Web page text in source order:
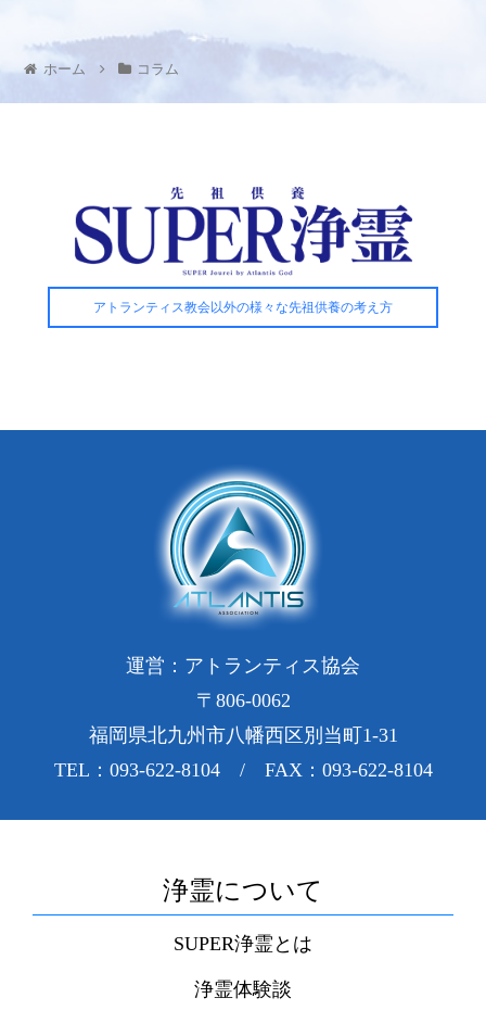
ホーム コラム
アトランティス教会以外の様々な先祖供養の考え方
運営：アトランティス協会
〒806-0062
福岡県北九州市八幡西区別当町1-31
TEL：093-622-8104 / FAX：093-622-8104
浄霊について
SUPER浄霊とは
浄霊体験談